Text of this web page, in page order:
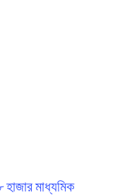
হাজার মাধ্যমিক